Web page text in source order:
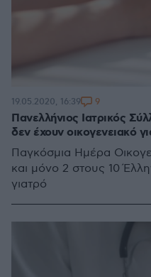
Πανελλήνιος Ιατρικός
δεν έχουν οικογενειακό
Παγκόσμια Ημέρα
και μόνο 2 στους 10
γιατρό
19.05.2020, 16:39 9